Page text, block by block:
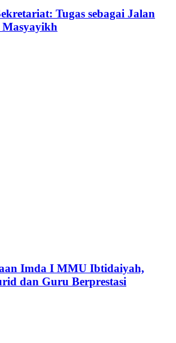
Tugas sebagai Jalan
Imda I MMU Ibtidaiyah,
dan Guru Berprestasi